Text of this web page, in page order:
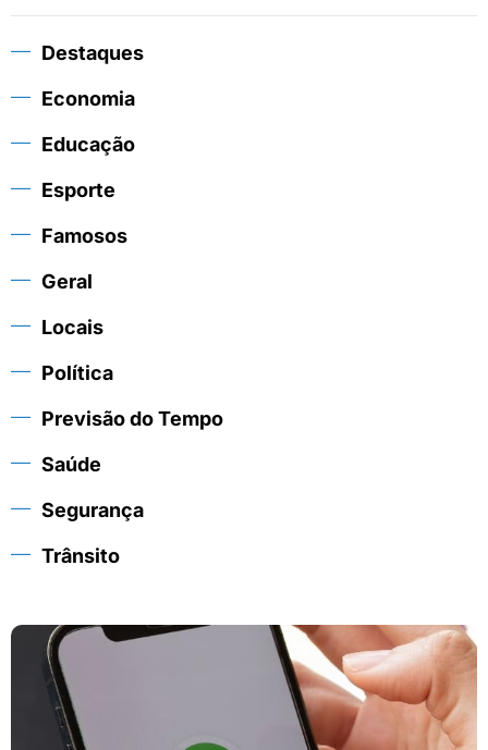
Destaques
Economia
Educação
Esporte
Famosos
Geral
Locais
Política
Previsão do Tempo
Saúde
Segurança
Trânsito